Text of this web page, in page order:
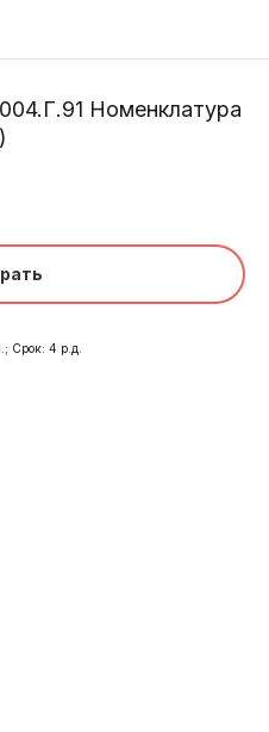
Номенклатура
Срок: 4 р.д.